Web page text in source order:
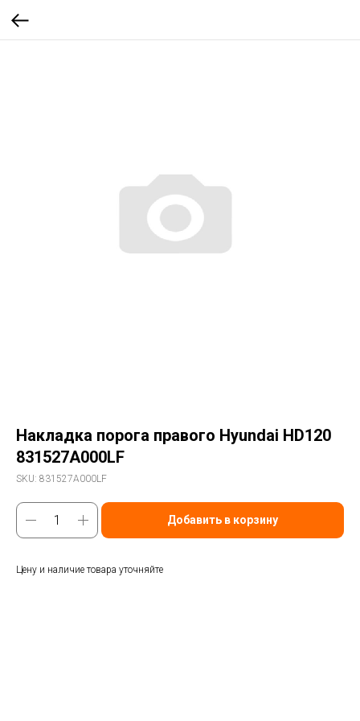
Накладка порога правого Hyundai HD120
831527A000LF
SKU: 831527A000LF
Добавить в корзину
Цену и наличие товара уточняйте